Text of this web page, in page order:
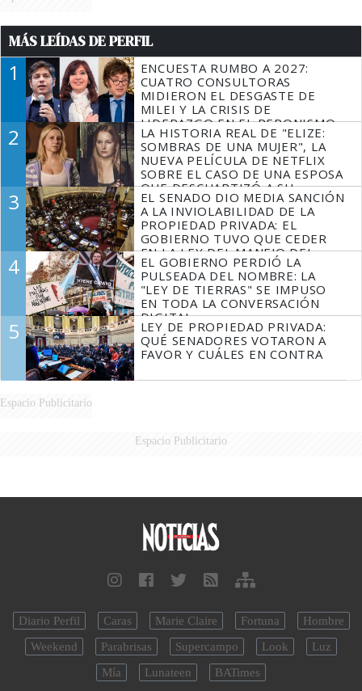
MÁS LEÍDAS DE PERFIL
1
ENCUESTA RUMBO A 2027:
CUATRO CONSULTORAS
MIDIERON EL DESGASTE DE
MILEI Y LA CRISIS DE
LIDERAZGO EN EL PERONISMO
2
LA HISTORIA REAL DE "ELIZE:
SOMBRAS DE UNA MUJER", LA
NUEVA PELÍCULA DE NETFLIX
SOBRE EL CASO DE UNA ESPOSA
QUE DESCUARTIZÓ A SU
MARIDO
3
EL SENADO DIO MEDIA SANCIÓN
A LA INVIOLABILIDAD DE LA
PROPIEDAD PRIVADA: EL
GOBIERNO TUVO QUE CEDER
EN LA LEY DEL MANEJO DEL
FUEGO
4
EL GOBIERNO PERDIÓ LA
PULSEADA DEL NOMBRE: LA
"LEY DE TIERRAS" SE IMPUSO
EN TODA LA CONVERSACIÓN
DIGITAL
5
LEY DE PROPIEDAD PRIVADA:
QUÉ SENADORES VOTARON A
FAVOR Y CUÁLES EN CONTRA
Espacio Publicitario
Espacio Publicitario
Diario Perfil Caras Marie Claire Fortuna
Hombre
Weekend
Parabrisas Supercampo Look
Luz
Mía
Lunateen BATimes